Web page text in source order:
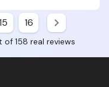
16
158 real reviews